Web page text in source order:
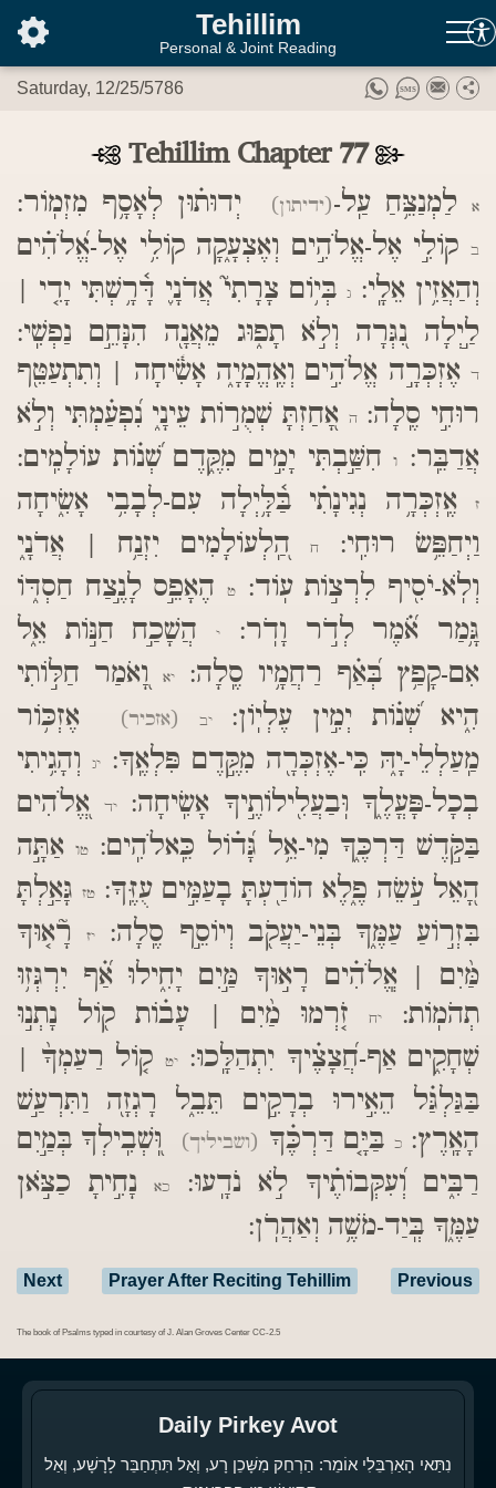
Tehillim
Personal & Joint Reading
Saturday, 12/25/5786
Tehillim Chapter 77
א לַמְנַצֵּ֥חַ עַֽל-(ידיתון) יְדוּת֗וּן לְאָסָ֥ף מִזְמֽוֹר:
ב
קוֹלִ֣י אֶל-אֱלֹהִ֣ים וְאֶצְעָ֑קָה קוֹלִ֥י אֶל-אֱ֝לֹהִ֗ים
וְהַאֲזִ֥ין אֵלָֽי:ג בְּי֥וֹם צָרָתִי֮ אֲדֹנָ֪י דָּ֫רָ֥שְׁתִּי יָדִ֤י |
לַ֣יְלָה נִ֭גְּרָה וְלֹ֣א תָפ֑וּג מֵאֲנָ֖ה הִנָּחֵ֣ם נַפְשִֽׁי:
ד אֶזְכְּרָ֣ה אֱלֹהִ֣ים וְאֶֽהֱמָיָ֑ה אָשִׂ֓יחָה | וְתִתְעַטֵּ֖ף
רוּחִ֣י סֶֽלָה:ה אָ֭חַזְתָּ שְׁמֻר֣וֹת עֵינָ֑י נִ֝פְעַ֗מְתִּי וְלֹ֣א
אֲדַבֵּֽר:
וחִשַּׁ֣בְתִּי יָמִ֣ים מִקֶּ֑דֶם שְׁ֝נ֗וֹת עוֹלָמִֽים:
ז
אֶֽזְכְּרָ֥ה נְגִינָתִ֗י בַּ֫לָּ֥יְלָה עִם-לְבָבִ֥י אָשִׂ֑יחָה
וַיְחַפֵּ֥שׂ רוּחִֽי:
ח
הַֽ֭לְעוֹלָמִים יִזְנַ֥ח | אֲדֹנָ֑י
וְלֹֽא-יֹסִ֖יף לִרְצ֣וֹת עֽוֹד:
ט
הֶאָפֵ֣ס לָנֶ֣צַח חַסְדּ֑וֹ
גָּ֥מַר אֹ֝֗מֶר לְדֹ֣ר וָדֹֽר:
יהֲשָׁכַ֣ח חַנּ֣וֹת אֵ֑ל
אִם-קָפַ֥ץ בְּ֝אַ֗ף רַחֲמָ֥יו סֶֽלָה:
יא
וָ֭אֹמַר חַלּ֣וֹתִי
הִ֑יא שְׁ֝נ֗וֹת יְמִ֣ין עֶלְיֽוֹן:יב (אזכיר)
אֶזְכּ֥וֹר
מַֽעַלְלֵי-יָ֑הּ כִּֽי-אֶזְכְּרָ֖ה מִקֶּ֣דֶם פִּלְאֶֽךָ:
יג
וְהָגִ֥יתִי
בְכָל-פָּעֳלֶ֑ךָ וּֽבַעֲלִ֖ילוֹתֶ֣יךָ אָשִֽׂיחָה:יד
אֱ֭לֹהִים
בַּקֹּ֣דֶשׁ דַּרְכֶּ֑ךָ מִי-אֵ֥ל גָּ֝ד֗וֹל כֵּֽאלֹהִֽים:
טואַתָּ֣ה
הָ֭אֵל עֹ֣שֵׂה פֶ֑לֶא הוֹדַ֖עְתָּ בָעַמִּ֣ים עֻזֶּֽךָ: טז גָּאַ֣לְתָּ
בִּזְר֣וֹעַ עַמֶּ֑ךָ בְּנֵי-יַעֲקֹ֖ב וְיוֹסֵ֣ף סֶֽלָה:
יזרָ֘א֤וּךָ
מַּ֨יִם | אֱֽלֹהִ֗ים רָא֣וּךָ מַּ֣יִם יָחִ֑ילוּ אַ֝֗ף יִרְגְּז֥וּ
תְהֹמֽוֹת:
יחזֹ֤רְמוּ מַ֨יִם | עָב֗וֹת ק֖וֹל נָתְנ֣וּ
שְׁחָקִ֑ים אַף-חֲ֝צָצֶ֗יךָ יִתְהַלָּֽכוּ:יט
ק֤וֹל רַעַמְךָ֨ |
בַּגַּלְגַּ֗ל הֵאִ֣ירוּ בְרָקִ֣ים תֵּבֵ֑ל רָגְזָ֖ה וַתִּרְעַ֣שׁ
הָאָֽרֶץ:כ בַּיָּ֤ם דַּרְכֶּ֗ךָ (ושביליך)
וּֽ֭שְׁבִֽילְךָ בְּמַ֣יִם
רַבִּ֑ים וְ֝עִקְּבוֹתֶ֗יךָ לֹ֣א נֹדָֽעוּ:
כא
נָחִ֣יתָ כַצֹּ֣אן
עַמֶּ֑ךָ בְּֽיַד-מֹשֶׁ֥ה וְאַהֲרֹֽן:
Previous
Next Prayer After Reciting Tehillim
The book of Psalms typed in courtesy of J. Alan Groves Center CC-2.5
Daily Pirkey Avot
נִתַּאי הָאַרְבֵּלִי אוֹמֵר: הַרְחֵק מִשָּׁכֵן רָע, וְאַל תִּתְחַבֵּר לָרָשָׁע, וְאַל